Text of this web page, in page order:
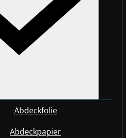
Abdeckfolie
Abdeckpapier